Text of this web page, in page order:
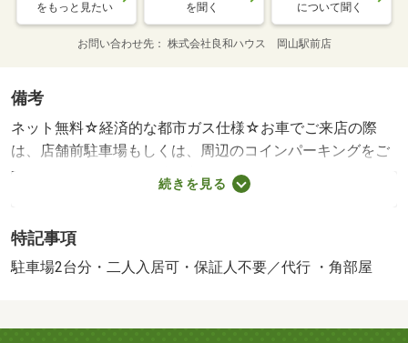
をもっと見たい を聞く について聞く
お問い合わせ先 株式会社良和ハウス 岡山駅前店
備考
ネット無料☆経済的な都市ガス仕様☆お車でご来店の際
は、店舗前駐車場もしくは、周辺のコインパーキングをご
利用いただければ、弊社の方でご精算させていただきま
す。 【設備・特記事項備考】専用トイレ/カギ交換
続きを見る
特記事項
駐車場2台分・二人入居可・保証人不要／代行 ・角部屋